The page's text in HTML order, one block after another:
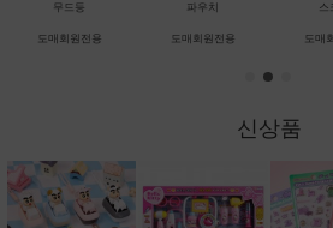
무드등
도매회원전용
파우치
도매회원전용
스
도매
신상품